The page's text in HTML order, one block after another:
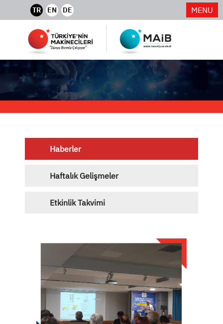
TR EN DE MENU
Haberler
Haftalık Gelişmeler
Etkinlik Takvimi